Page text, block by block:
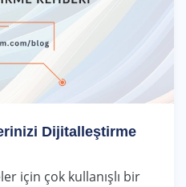
Dijitalleştirme
için çok kullanışlı bir